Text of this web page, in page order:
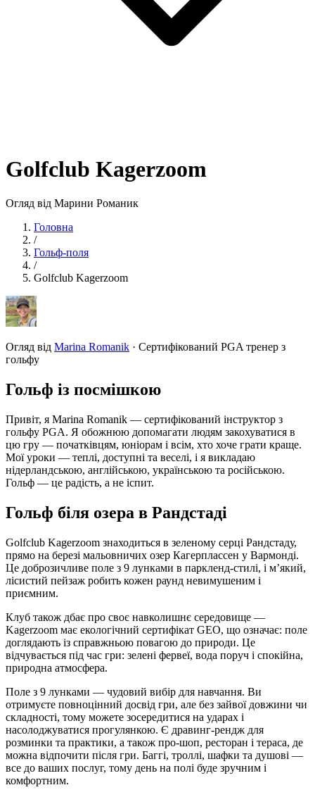
Golfclub Kagerzoom
Огляд від Марини Романик
Головна
/
Гольф-поля
/
Golfclub Kagerzoom
Огляд від Marina Romanik · Сертифікований PGA тренер з
гольфу
Гольф із посмішкою
Привіт, я Marina Romanik — сертифікований інструктор з
гольфу PGA. Я обожнюю допомагати людям закохуватися в
цю гру — початківцям, юніорам і всім, хто хоче грати краще.
Мої уроки — теплі, доступні та веселі, і я викладаю
нідерландською, англійською, українською та російською.
Гольф — це радість, а не іспит.
Гольф біля озера в Рандстаді
Golfclub Kagerzoom знаходиться в зеленому серці Рандстаду,
прямо на березі мальовничих озер Кагерплассен у Вармонді.
Це доброзичливе поле з 9 лунками в паркленд-стилі, і м’який,
лісистий пейзаж робить кожен раунд невимушеним і
приємним.
Клуб також дбає про своє навколишнє середовище —
Kagerzoom має екологічний сертифікат GEO, що означає: поле
доглядають із справжньою повагою до природи. Це
відчувається під час гри: зелені фервеї, вода поруч і спокійна,
природна атмосфера.
Поле з 9 лунками — чудовий вибір для навчання. Ви
отримуєте повноцінний досвід гри, але без зайвої довжини чи
складності, тому можете зосередитися на ударах і
насолоджуватися прогулянкою. Є дравинг-рендж для
розминки та практики, а також про-шоп, ресторан і тераса, де
можна відпочити після гри. Баггі, троллі, шафки та душові —
все до ваших послуг, тому день на полі буде зручним і
комфортним.